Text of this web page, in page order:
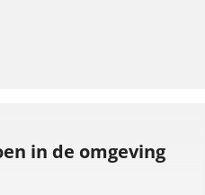
in de omgeving